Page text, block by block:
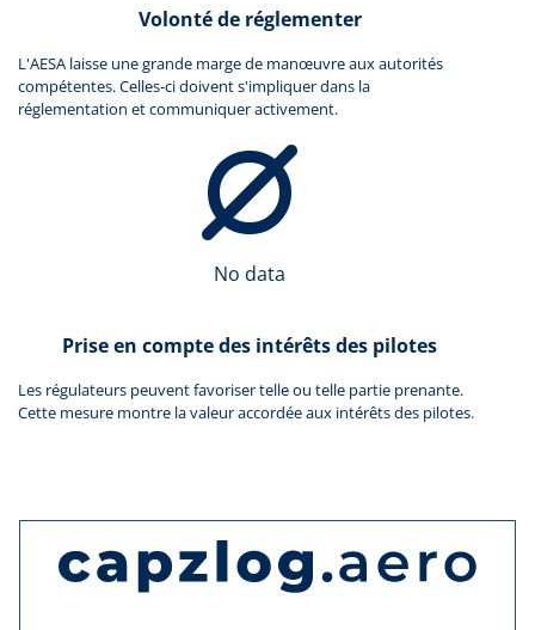
Volonté de réglementer
L'AESA laisse une grande marge de manœuvre aux autorités
compétentes. Celles-ci doivent s'impliquer dans la
réglementation et communiquer activement.
No data
Prise en compte des intérêts des pilotes
Les régulateurs peuvent favoriser telle ou telle partie prenante.
Cette mesure montre la valeur accordée aux intérêts des pilotes.